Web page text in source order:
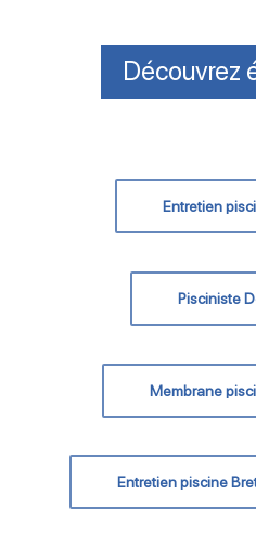
Découvrez
Entretien
Pisciniste
Membrane
Entretien piscine